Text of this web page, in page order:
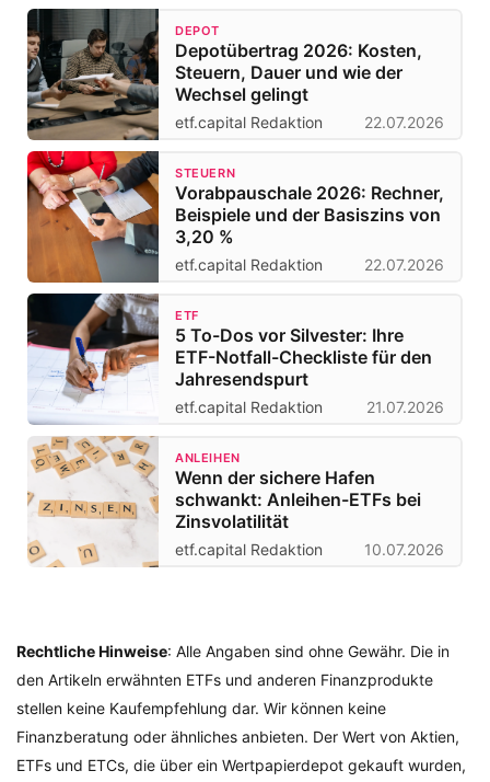
DEPOT
Depotübertrag 2026: Kosten,
Steuern, Dauer und wie der
Wechsel gelingt
etf.capital Redaktion 22.07.2026
STEUERN
Vorabpauschale 2026: Rechner,
Beispiele und der Basiszins von
3,20 %
etf.capital Redaktion 22.07.2026
ETF
5 To-Dos vor Silvester: Ihre
ETF-Notfall-Checkliste für den
Jahresendspurt
etf.capital Redaktion 21.07.2026
ANLEIHEN
Wenn der sichere Hafen
schwankt: Anleihen-ETFs bei
Zinsvolatilität
etf.capital Redaktion 10.07.2026
Rechtliche Hinweise: Alle Angaben sind ohne Gewähr. Die in
den Artikeln erwähnten ETFs und anderen Finanzprodukte
stellen keine Kaufempfehlung dar. Wir können keine
Finanzberatung oder ähnliches anbieten. Der Wert von Aktien,
ETFs und ETCs, die über ein Wertpapierdepot gekauft wurden,